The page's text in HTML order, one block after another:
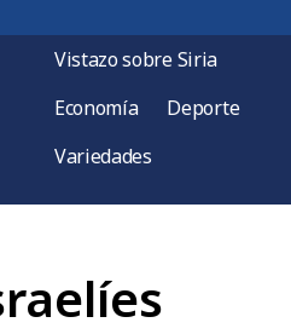
Vistazo sobre Siria
Economía
Deporte
Variedades